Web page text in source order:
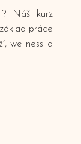
Náš kurz
práce
wellness a